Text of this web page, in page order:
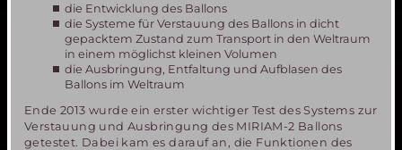
die Entwicklung des Ballons
die Systeme für Verstauung des Ballons in dicht
gepacktem Zustand zum Transport in den Weltraum
in einem möglichst kleinen Volumen
die Ausbringung, Entfaltung und Aufblasen des
Ballons im Weltraum
Ende 2013 wurde ein erster wichtiger Test des Systems zur
Verstauung und Ausbringung des MIRIAM-2 Ballons
getestet. Dabei kam es darauf an, die Funktionen des